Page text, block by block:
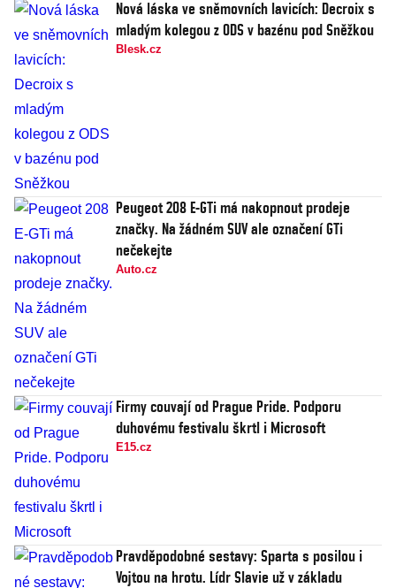
Nová láska ve sněmovních lavicích: Decroix s
mladým kolegou z ODS v bazénu pod Sněžkou
Blesk.cz
Peugeot 208 E-GTi má nakopnout prodeje
značky. Na žádném SUV ale označení GTi
nečekejte
Auto.cz
Firmy couvají od Prague Pride. Podporu
duhovému festivalu škrtl i Microsoft
E15.cz
Pravděpodobné sestavy: Sparta s posilou i
Vojtou na hrotu. Lídr Slavie už v základu